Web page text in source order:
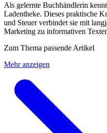
Als gelernte Buchhändlerin
Ladentheke. Dieses praktische
und Steuer verbindet sie mit
Marketing zu informativen
Zum Thema passende Artikel
Mehr anzeigen